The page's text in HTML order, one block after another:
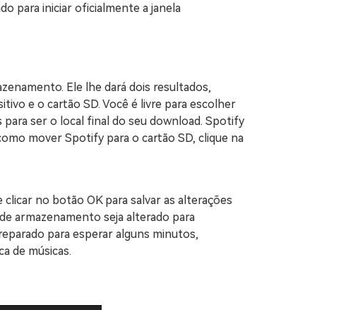
para iniciar oficialmente a janela
Ele lhe dará dois resultados,
e o cartão SD. Você é livre para escolher
ser o local final do seu download. Spotify
mover Spotify para o cartão SD, clique na
no botão OK para salvar as alterações
armazenamento seja alterado para
para esperar alguns minutos,
de músicas.